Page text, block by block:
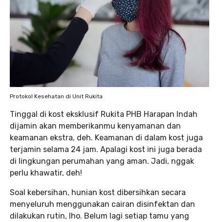
Protokol Kesehatan di Unit Rukita
Tinggal di kost eksklusif Rukita PHB Harapan Indah
dijamin akan memberikanmu kenyamanan dan
keamanan ekstra, deh. Keamanan di dalam kost juga
terjamin selama 24 jam. Apalagi kost ini juga berada
di lingkungan perumahan yang aman. Jadi, nggak
perlu khawatir, deh!
Soal kebersihan, hunian kost dibersihkan secara
menyeluruh menggunakan cairan disinfektan dan
dilakukan rutin, lho. Belum lagi setiap tamu yang